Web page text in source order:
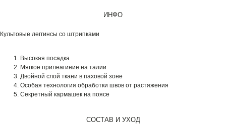
ИНФО
Культовые леггинсы со штрипками
Высокая посадка
Мягкое прилеагиние на талии
Двойной слой ткани в паховой зоне
Особая технология обработки швов от растяжения
Секретный кармашек на поясе
СОСТАВ И УХОД